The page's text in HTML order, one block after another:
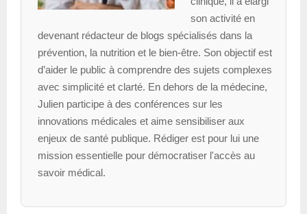
son activité en
devenant rédacteur de blogs spécialisés dans la
prévention, la nutrition et le bien-être. Son objectif est
d’aider le public à comprendre des sujets complexes
avec simplicité et clarté. En dehors de la médecine,
Julien participe à des conférences sur les
innovations médicales et aime sensibiliser aux
enjeux de santé publique. Rédiger est pour lui une
mission essentielle pour démocratiser l'accès au
savoir médical.